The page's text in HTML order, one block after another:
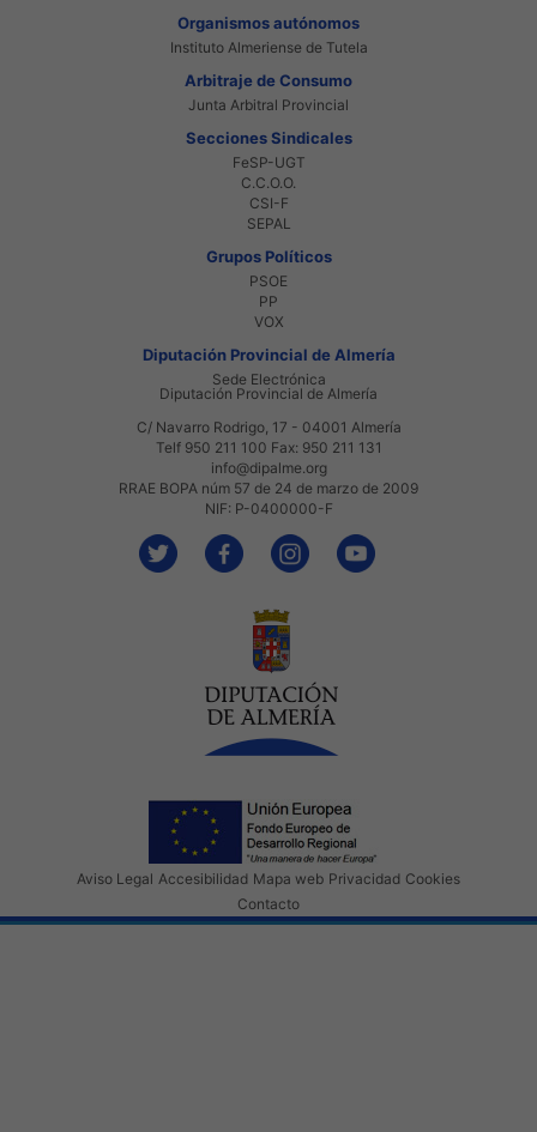
Organismos autónomos
Instituto Almeriense de Tutela
Arbitraje de Consumo
Junta Arbitral Provincial
Secciones Sindicales
FeSP-UGT
C.C.O.O.
CSI-F
SEPAL
Grupos Políticos
PSOE
PP
VOX
Diputación Provincial de Almería
Sede Electrónica
Diputación Provincial de Almería
C/ Navarro Rodrigo, 17 - 04001 Almería
Telf 950 211 100 Fax: 950 211 131
info@dipalme.org
RRAE BOPA núm 57 de 24 de marzo de 2009
NIF: P-0400000-F
Aviso Legal Accesibilidad Mapa web Privacidad Cookies
Contacto